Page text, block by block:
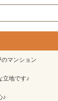
マンション
立地です♪
♪